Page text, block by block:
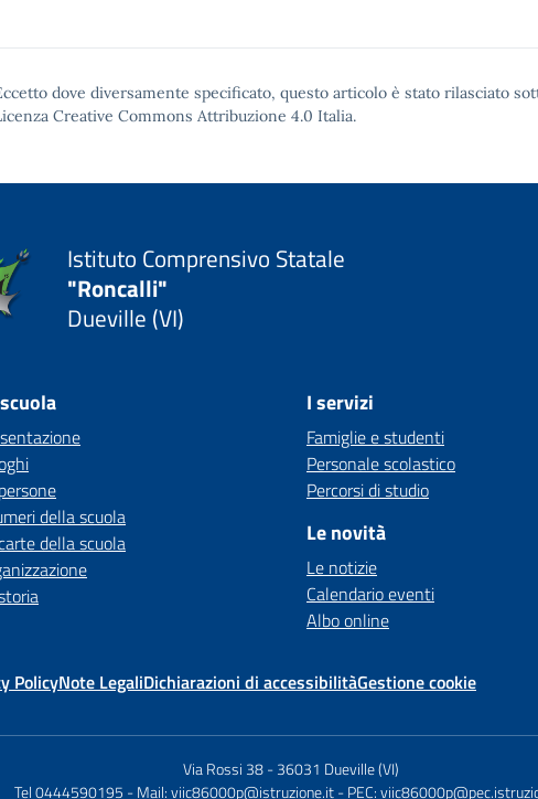
dove diversamente specificato, questo articolo è stato rilasciato
Creative Commons Attribuzione 4.0 Italia.
Istituto Comprensivo Statale
"Roncalli"
Dueville (VI)
della scuola
della scuola
I servizi
Famiglie e studenti
Personale scolastico
Percorsi di studio
Le novità
Le notizie
Calendario eventi
Albo online
PolicyNote LegaliDichiarazioni di accessibilitàGestione cookie
Via Rossi 38-36031 Dueville (VI)
Tel 0444590195 - Mail:viic86000p@istruzione.it - PEC: